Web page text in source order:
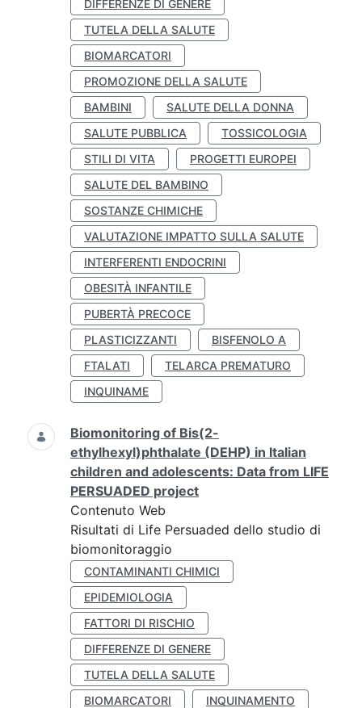
DIFFERENZE DI GENERE
TUTELA DELLA SALUTE
BIOMARCATORI
PROMOZIONE DELLA SALUTE
BAMBINI
SALUTE DELLA DONNA
SALUTE PUBBLICA
TOSSICOLOGIA
STILI DI VITA
PROGETTI EUROPEI
SALUTE DEL BAMBINO
SOSTANZE CHIMICHE
VALUTAZIONE IMPATTO SULLA SALUTE
INTERFERENTI ENDOCRINI
OBESITÀ INFANTILE
PUBERTÀ PRECOCE
PLASTICIZZANTI
BISFENOLO A
FTALATI
TELARCA PREMATURO
INQUINAME
Biomonitoring of Bis(2-
ethylhexyl)phthalate (DEHP) in Italian
children and adolescents: Data from LIFE
PERSUADED project
Contenuto Web
Risultati di Life Persuaded dello studio di
biomonitoraggio
CONTAMINANTI CHIMICI
EPIDEMIOLOGIA
FATTORI DI RISCHIO
DIFFERENZE DI GENERE
TUTELA DELLA SALUTE
BIOMARCATORI
INQUINAMENTO